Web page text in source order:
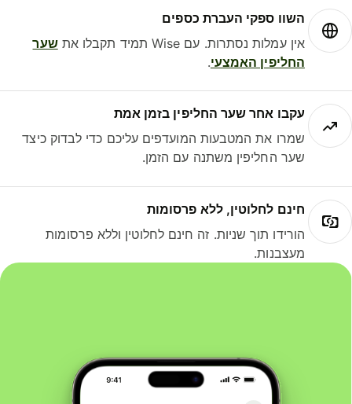
השוו ספקי העברת כספים
אין עמלות נסתרות. עם Wise תמיד תקבלו את
שער
החליפין האמצעי.
עקבו אחר שער החליפין בזמן אמת
שמרו את המטבעות המועדפים עליכם כדי לבדוק כיצד
שער החליפין משתנה עם הזמן.
חינם לחלוטין, ללא פרסומות
הורידו תוך שניות. זה חינם לחלוטין וללא פרסומות
מעצבנות.